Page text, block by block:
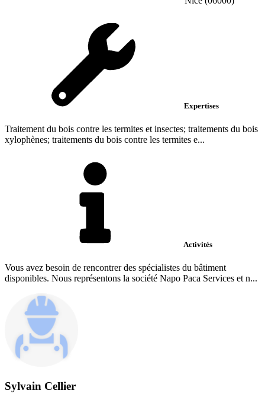
Expertises
Traitement du bois contre les termites et insectes; traitements du bois
xylophènes; traitements du bois contre les termites e...
Activités
Vous avez besoin de rencontrer des spécialistes du bâtiment
disponibles. Nous représentons la société Napo Paca Services et n...
Sylvain Cellier